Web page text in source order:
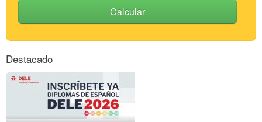
Calcular
Destacado